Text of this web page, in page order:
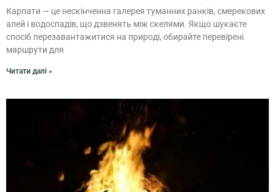
Карпати — це нескінченна галерея туманних ранків, смерекових
алей і водоспадів, що дзвенять між скелями. Якщо шукаєте
спосіб перезавантажитися на природі, обирайте перевірені
маршрути для
Читати далі »